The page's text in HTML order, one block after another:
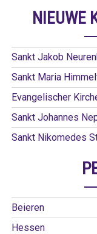
NIEUWE
Sankt Jakob
Sankt Maria
Evangelischer
Sankt Johannes
Sankt Nikomedes
Beieren
Hessen